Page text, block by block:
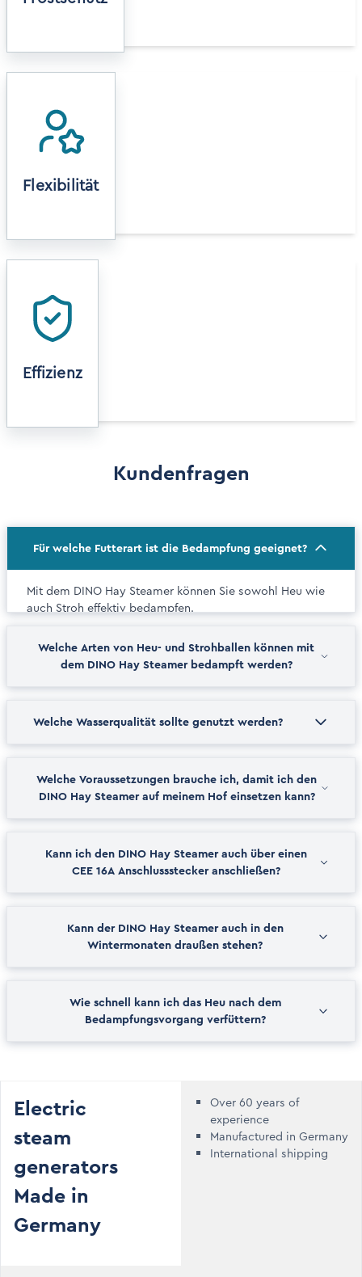
Flexibilität
Es können sowohl Rund- wie auch Quaderballen
Effizienz
Die Isolierung des Containers sorgt für eine kurze
Aufheizzeit auch bei kälteren Temperaturen.
Kundenfragen
Für welche Futterart ist die Bedampfung geeignet?
Mit dem DINO Hay Steamer können Sie sowohl Heu wie
auch Stroh effektiv bedampfen.
Welche Arten von Heu- und Strohballen können mit
dem DINO Hay Steamer bedampft werden?
Welche Wasserqualität sollte genutzt werden?
Welche Voraussetzungen brauche ich, damit ich den
DINO Hay Steamer auf meinem Hof einsetzen kann?
Kann ich den DINO Hay Steamer auch über einen
CEE 16A Anschlussstecker anschließen?
Kann der DINO Hay Steamer auch in den
Wintermonaten draußen stehen?
Wie schnell kann ich das Heu nach dem
Bedampfungsvorgang verfüttern?
Electric
steam
generators
Made in
Germany
Over 60 years of
experience
Manufactured in Germany
International shipping